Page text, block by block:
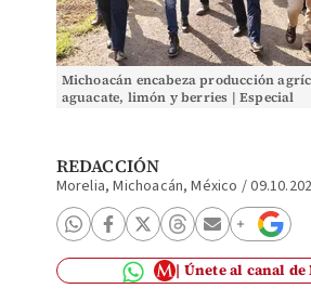
Michoacán encabeza producción
aguacate, limón y berries | Especial
REDACCIÓN
Morelia, Michoacán, México /
Únete al canal